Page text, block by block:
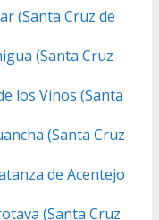
(Santa Cruz de
(Santa Cruz
los Vinos (Santa
(Santa Cruz
de Acentejo
(Santa Cruz